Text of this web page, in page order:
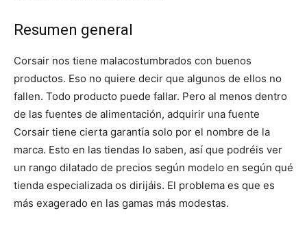
Resumen general
Corsair nos tiene malacostumbrados con buenos
productos. Eso no quiere decir que algunos de ellos no
fallen. Todo producto puede fallar. Pero al menos dentro
de las fuentes de alimentación, adquirir una fuente
Corsair tiene cierta garantía solo por el nombre de la
marca. Esto en las tiendas lo saben, así que podréis ver
un rango dilatado de precios según modelo en según qué
tienda especializada os dirijáis. El problema es que es
más exagerado en las gamas más modestas.